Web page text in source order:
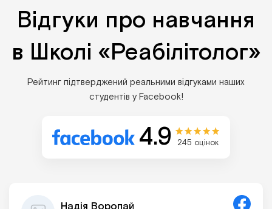
Відгуки про навчання
в Школі «Реабілітолог»
Рейтинг підтверджений реальними відгуками наших
студентів у Facebook!
4.9 245 оцінок
Надія Воропай